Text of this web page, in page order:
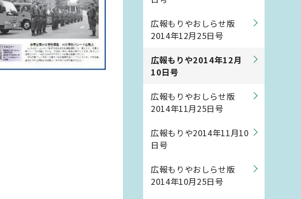
広報もりやおしらせ版
2014年12月25日号
広報もりや2014年12月
10日号
広報もりやおしらせ版
2014年11月25日号
広報もりや2014年11月10
日号
広報もりやおしらせ版
2014年10月25日号